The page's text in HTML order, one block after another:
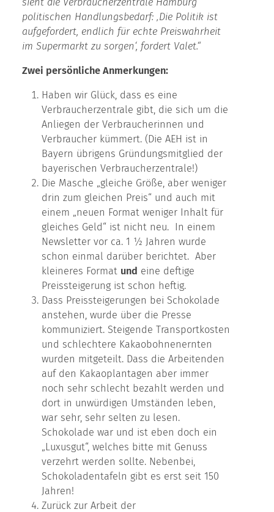
politischen Handlungsbedarf: ‚Die Politik ist
aufgefordert, endlich für echte Preiswahrheit
im Supermarkt zu sorgen‘, fordert Valet.“
Zwei persönliche Anmerkungen:
Haben wir Glück, dass es eine
Verbraucherzentrale gibt, die sich um die
Anliegen der Verbraucherinnen und
Verbraucher kümmert. (Die AEH ist in
Bayern übrigens Gründungsmitglied der
bayerischen Verbraucherzentrale!)
Die Masche „gleiche Größe, aber weniger
drin zum gleichen Preis“ und auch mit
einem „neuen Format weniger Inhalt für
gleiches Geld“ ist nicht neu. In einem
Newsletter vor ca. 1 ½ Jahren wurde
schon einmal darüber berichtet. Aber
kleineres Format und eine deftige
Preissteigerung ist schon heftig.
Dass Preissteigerungen bei Schokolade
anstehen, wurde über die Presse
kommuniziert. Steigende Transportkosten
und schlechtere Kakaobohnenernten
wurden mitgeteilt. Dass die Arbeitenden
auf den Kakaoplantagen aber immer
noch sehr schlecht bezahlt werden und
dort in unwürdigen Umständen leben,
war sehr, sehr selten zu lesen.
Schokolade war und ist eben doch ein
„Luxusgut“, welches bitte mit Genuss
verzehrt werden sollte. Nebenbei,
Schokoladentafeln gibt es erst seit 150
Jahren!
Zurück zur Arbeit der